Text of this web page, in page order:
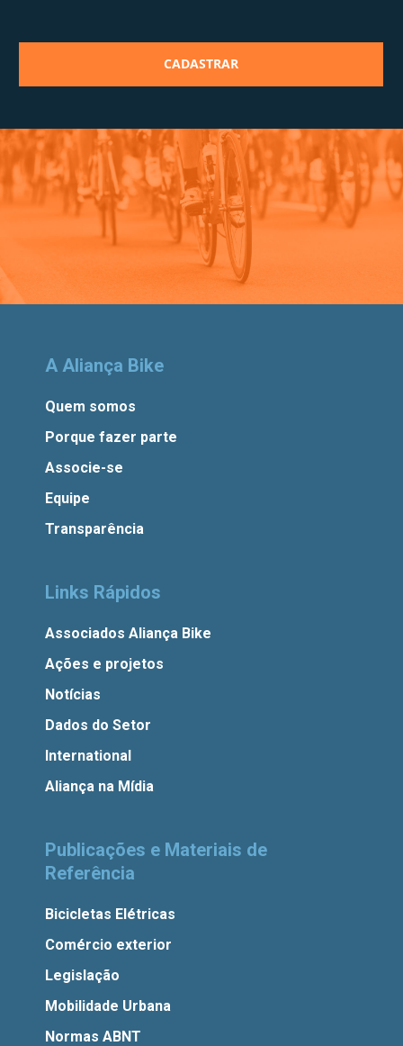
A Aliança Bike
Quem somos
Porque fazer parte
Associe-se
Equipe
Transparência
Links Rápidos
Associados Aliança Bike
Ações e projetos
Notícias
Dados do Setor
International
Aliança na Mídia
Publicações e Materiais de
Referência
Bicicletas Elétricas
Comércio exterior
Legislação
Mobilidade Urbana
Normas ABNT